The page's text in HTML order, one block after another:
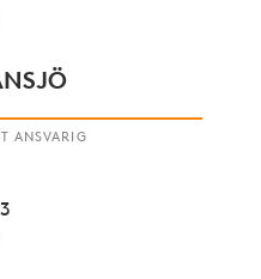
ANSVARIG